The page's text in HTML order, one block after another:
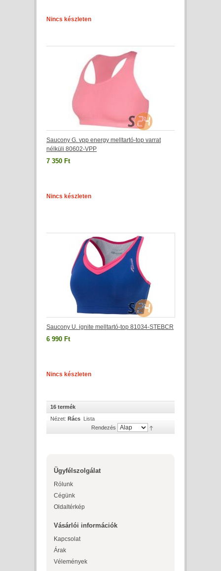
Nincs készleten
Saucony G. vpp energy melltartó-top varrat
nélküli 80602-VPP
7 350 Ft
Nincs készleten
Saucony U. ignite melltartó-top 81034-STEBCR
6 990 Ft
Nincs készleten
16 termék
Nézet: Rács Lista
Rendezés
Ügyfélszolgálat
Rólunk
Cégünk
Oldaltérkép
Vásárlói információk
Kapcsolat
Árak
Vélemények